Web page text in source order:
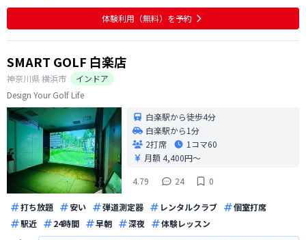
体験利用（無料）を予約
SMART GOLF 白楽店
神奈川県横浜市
インドア
Design Your Golf Life
白楽駅から徒歩4分
白楽駅から1分
2打席
1コマ60
月額 4,400円〜
4.79
24 0
打ち放題 安い 弾道測定器 レンタルクラブ
個室打席
駅近
24時間 早朝 深夜 体験レッスン